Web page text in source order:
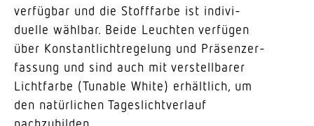
verfügbar und die Stoff­farbe ist indi­vi­
duelle wählbar. Beide Leuchten verfügen
über Konstant­licht­re­gelung und Präsen­zer­
fassung und sind auch mit verstell­barer
Licht­farbe (Tunable White) erhältlich, um
den natür­lichen Tages­licht­verlauf